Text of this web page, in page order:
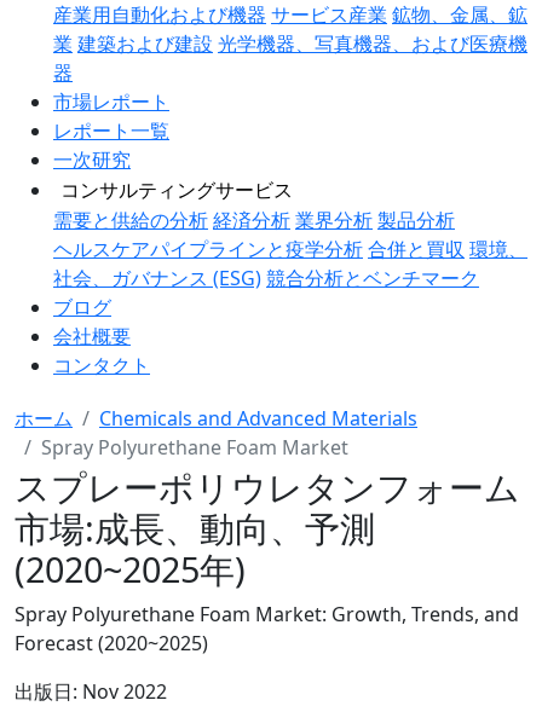
産業用自動化および機器 サービス産業 鉱物、金属、鉱
業 建築および建設 光学機器、写真機器、および医療機
器
市場レポート
レポート一覧
一次研究
コンサルティングサービス
需要と供給の分析経済分析業界分析製品分析
ヘルスケアパイプラインと疫学分析合併と買収 環境、
社会、ガバナンス (ESG)競合分析とベンチマーク
ブログ
会社概要
コンタクト
ホーム
Chemicals and Advanced Materials
Spray Polyurethane Foam Market
スプレーポリウレタンフォーム
市場:成長、動向、予測
(2020~2025年)
Spray Polyurethane Foam Market: Growth, Trends, and
Forecast (2020~2025)
出版日: Nov 2022